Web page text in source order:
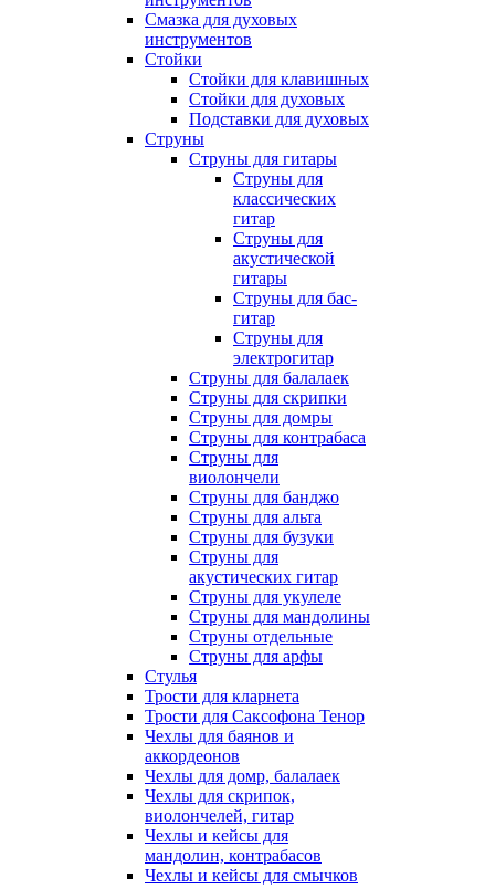
Смазка для духовых
инструментов
Стойки
Стойки для клавишных
Стойки для духовых
Подставки для духовых
Струны
Струны для гитары
Струны для
классических
гитар
Струны для
акустической
гитары
Струны для бас-
гитар
Струны для
электрогитар
Струны для балалаек
Струны для скрипки
Струны для домры
Струны для контрабаса
Струны для
виолончели
Струны для банджо
Струны для альта
Струны для бузуки
Струны для
акустических гитар
Струны для укулеле
Струны для мандолины
Струны отдельные
Струны для арфы
Стулья
Трости для кларнета
Трости для Саксофона Тенор
Чехлы для баянов и
аккордеонов
Чехлы для домр, балалаек
Чехлы для скрипок,
виолончелей, гитар
Чехлы и кейсы для
мандолин, контрабасов
Чехлы и кейсы для смычков